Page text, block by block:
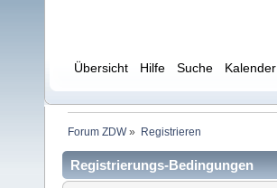
Übersicht Hilfe Suche Kalender
Forum ZDW» Registrieren
Registrierungs-Bedingungen